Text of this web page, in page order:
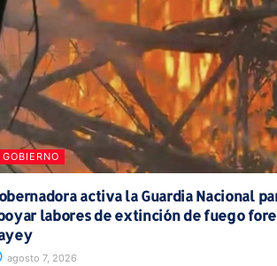
GOBIERNO
activa la Guardia Nacional
labores de extinción de fuego
agosto 7, 2026